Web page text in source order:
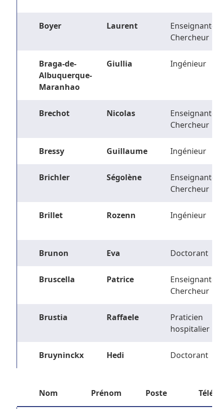
Boyer Laurent
Enseignant-
Chercheur
Braga-de-
Albuquerque-
Maranhao
Giullia Ingénieur
Brechot Nicolas
Enseignant-
Chercheur
Bressy Guillaume Ingénieur
Brichler Ségolène
Enseignant-
Chercheur
Brillet Rozenn Ingénieur
Brunon Eva Doctorant
Bruscella Patrice
Enseignant-
Chercheur
Brustia Raffaele
Praticien
hospitalier
Bruyninckx Hedi Doctorant
Nom Prénom Poste